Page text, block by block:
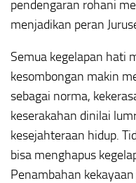
pendengaran rohani
menjadikan peran
Semua kegelapan hati
kesombongan makin
sebagai norma,
keserakahan dinilai
kesejahteraan hidup.
bisa menghapus
Penambahan